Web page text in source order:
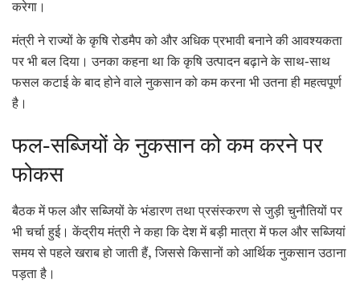
करेगा।
मंत्री ने राज्यों के कृषि रोडमैप को और अधिक प्रभावी बनाने की आवश्यकता
पर भी बल दिया। उनका कहना था कि कृषि उत्पादन बढ़ाने के साथ-साथ
फसल कटाई के बाद होने वाले नुकसान को कम करना भी उतना ही महत्वपूर्ण
है।
फल-सब्जियों के नुकसान को कम करने पर
फोकस
बैठक में फल और सब्जियों के भंडारण तथा प्रसंस्करण से जुड़ी चुनौतियों पर
भी चर्चा हुई। केंद्रीय मंत्री ने कहा कि देश में बड़ी मात्रा में फल और सब्जियां
समय से पहले खराब हो जाती हैं, जिससे किसानों को आर्थिक नुकसान उठाना
पड़ता है।